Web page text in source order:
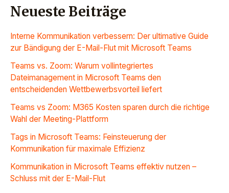
Neueste Beiträge
Interne Kommunikation verbessern: Der ultimative Guide
zur Bändigung der E-Mail-Flut mit Microsoft Teams
Teams vs. Zoom: Warum vollintegriertes
Dateimanagement in Microsoft Teams den
entscheidenden Wettbewerbsvorteil liefert
Teams vs Zoom: M365 Kosten sparen durch die richtige
Wahl der Meeting-Plattform
Tags in Microsoft Teams: Feinsteuerung der
Kommunikation für maximale Effizienz
Kommunikation in Microsoft Teams effektiv nutzen –
Schluss mit der E-Mail-Flut